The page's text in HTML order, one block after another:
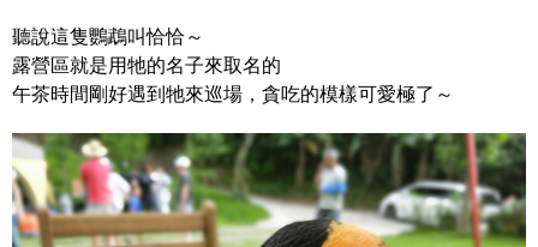
聽說這隻鸚鵡叫恰恰～
露營區就是用牠的名子來取名的
午茶時間剛好遇到牠來巡場，貪吃的模樣可愛極了～